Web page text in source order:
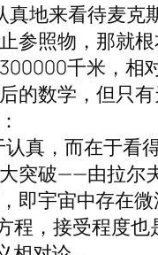
地来看待麦克
参照物，那就根
千米，相
的数学，但只
真，而在于看
突破——由拉尔
即宇宙中存在
，接受程度也